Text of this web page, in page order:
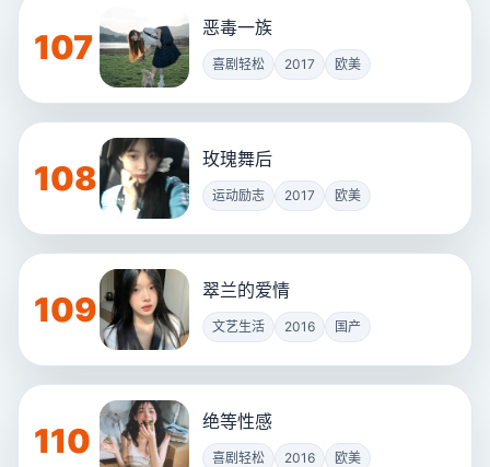
107 恶毒一族
喜剧轻松 2017 欧美
108 玫瑰舞后
运动励志 2017 欧美
109 翠兰的爱情
文艺生活 2016 国产
110 绝等性感
喜剧轻松 2016 欧美